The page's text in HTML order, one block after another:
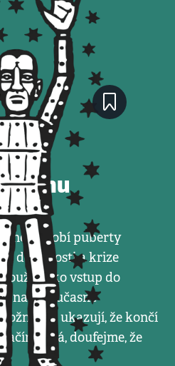
prahu
období puberty
dospělosti a krize
jako vstup do
naše současné
jen ukazují, že končí
jiná, doufejme, že